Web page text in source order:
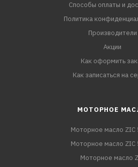
Способы оплаты и
Политика
Производители
Акции
Как оформить
Как записаться на
МОТОРНОЕ
Моторное масло ZIC
Моторное масло ZIC
Моторное масло